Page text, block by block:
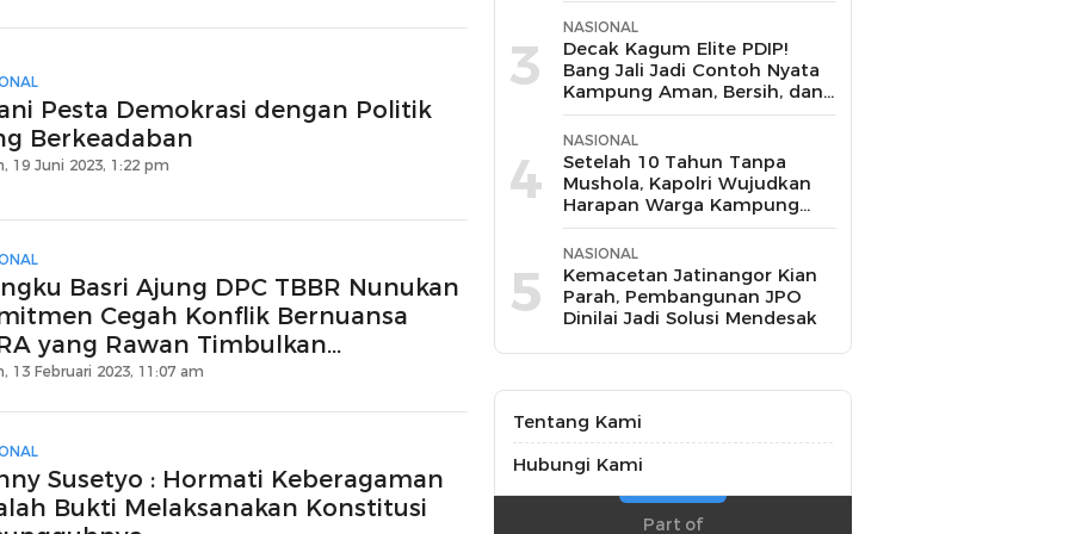
Pesta Demokrasi dengan Politik
Berkeadaban
19 Juni 2023, 1:22 pm
Basri Ajung DPC TBBR Nunukan
Cegah Konflik Bernuansa
yang Rawan Timbulkan
13 Februari 2023, 11:07 am
Susetyo : Hormati Keberagaman
Bukti Melaksanakan Konstitusi
3
NASIONAL
Decak Kagum Elite PDIP!
Bang Jali Jadi Contoh Nyata
Kampung Aman, Bersih, dan
Mandiri
4
NASIONAL
Setelah 10 Tahun Tanpa
Mushola, Kapolri Wujudkan
Harapan Warga Kampung
Pasir Sukamakmur
5
NASIONAL
Kemacetan Jatinangor Kian
Parah, Pembangunan JPO
Dinilai Jadi Solusi Mendesak
Tentang Kami
Hubungi Kami
Part of